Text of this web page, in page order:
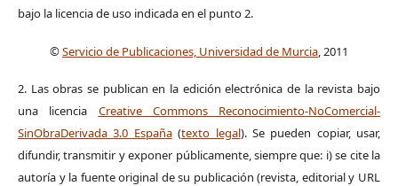
bajo la licencia de uso indicada en el punto 2.
©Servicio de Publicaciones, Universidad de Murcia, 2011
2. Las obras se publican en la edición electrónica de la revista bajo
una licencia Creative Commons Reconocimiento-NoComercial-
SinObraDerivada 3.0 España(texto legal). Se pueden copiar, usar,
difundir, transmitir y exponer públicamente, siempre que: i) se cite la
autoría y la fuente original de su publicación (revista, editorial y URL